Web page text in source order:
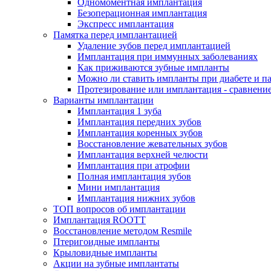
Одномоментная имплантация
Безоперационная имплантация
Экспресс имплантация
Памятка перед имплантацией
Удаление зубов перед имплантацией
Имплантация при иммунных заболеваниях
Как приживаются зубные импланты
Можно ли ставить импланты при диабете и
Протезирование или имплантация -
Варианты имплантации
Имплантация 1 зуба
Имплантация передних зубов
Имплантация коренных зубов
Восстановление жевательных зубов
Имплантация верхней челюсти
Имплантация при атрофии
Полная имплантация зубов
Мини имплантация
Имплантация нижних зубов
ТОП вопросов об имплантации
Имплантация ROOTT
Восстановление методом Resmile
Птеригоидные импланты
Крыловидные импланты
Акции на зубные имплантаты